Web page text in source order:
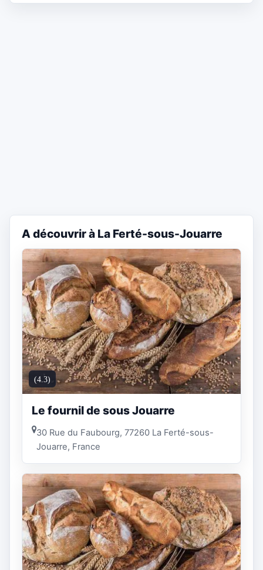
A découvrir à La Ferté-sous-Jouarre
(4.3)
Le fournil de sous Jouarre
30 Rue du Faubourg, 77260 La Ferté-sous-
Jouarre, France